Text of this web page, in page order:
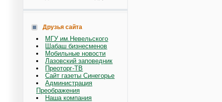
Друзья сайта
МГУ им.Невельского
Шабаш бизнесменов
Мобильные новости
Лазовский заповедник
Преоторг-ТВ
Сайт газеты Синегорье
Администрация
Преображения
Наша компания